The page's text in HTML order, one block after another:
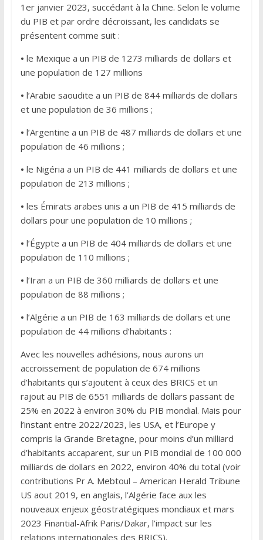
1er janvier 2023, succédant à la Chine. Selon le volume
du PIB et par ordre décroissant, les candidats se
présentent comme suit :
• le Mexique a un PIB de 1273 milliards de dollars et
une population de 127 millions
• l’Arabie saoudite a un PIB de 844 milliards de dollars
et une population de 36 millions ;
• l’Argentine a un PIB de 487 milliards de dollars et une
population de 46 millions ;
• le Nigéria a un PIB de 441 milliards de dollars et une
population de 213 millions ;
• les Émirats arabes unis a un PIB de 415 milliards de
dollars pour une population de 10 millions ;
• l’Égypte a un PIB de 404 milliards de dollars et une
population de 110 millions ;
• l’Iran a un PIB de 360 milliards de dollars et une
population de 88 millions ;
• l’Algérie a un PIB de 163 milliards de dollars et une
population de 44 millions d’habitants :
Avec les nouvelles adhésions, nous aurons un
accroissement de population de 674 millions
d’habitants qui s’ajoutent à ceux des BRICS et un
rajout au PIB de 6551 milliards de dollars passant de
25% en 2022 à environ 30% du PIB mondial. Mais pour
l’instant entre 2022/2023, les USA, et l’Europe y
compris la Grande Bretagne, pour moins d’un milliard
d’habitants accaparent, sur un PIB mondial de 100 000
milliards de dollars en 2022, environ 40% du total (voir
contributions Pr A. Mebtoul – American Herald Tribune
US aout 2019, en anglais, l’Algérie face aux les
nouveaux enjeux géostratégiques mondiaux et mars
2023 Finantial-Afrik Paris/Dakar, l’impact sur les
relations internationales des BRICS).